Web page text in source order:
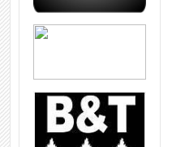
zrozumiale wytłumaczył, na
czym polega mowa zależna
(reported speech) w języku
angielskim
dłużej!